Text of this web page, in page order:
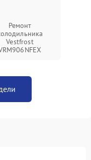
Ремонт
Vestfrost